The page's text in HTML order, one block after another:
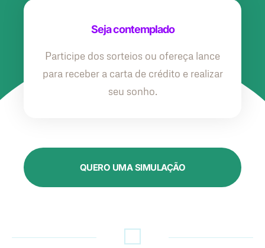
Seja contemplado
Participe dos sorteios ou ofereça lance
para receber a carta de crédito e realizar
seu sonho.
QUERO UMA SIMULAÇÃO